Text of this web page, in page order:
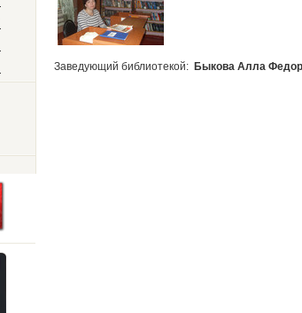
Заведующий библиотекой: Быкова Алла